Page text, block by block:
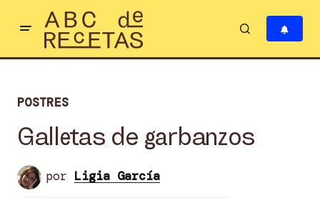
POSTRES
Galletas de garbanzos
por Ligia García